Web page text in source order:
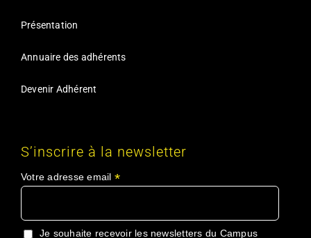
Présentation
Annuaire des adhérents
Devenir Adhérent
S’inscrire à la newsletter
Votre adresse email *
Je souhaite recevoir les newsletters du Campus